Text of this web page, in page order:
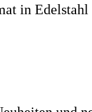
in Edelstahl